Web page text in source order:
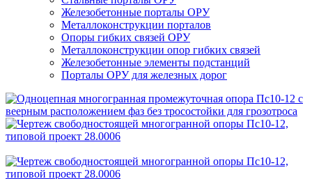
Железобетонные порталы ОРУ
Металлоконструкции порталов
Опоры гибких связей ОРУ
Металлоконструкции опор гибких связей
Железобетонные элементы подстанций
Порталы ОРУ для железных дорог